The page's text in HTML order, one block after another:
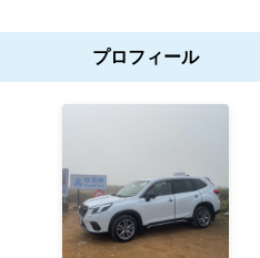
プロフィール